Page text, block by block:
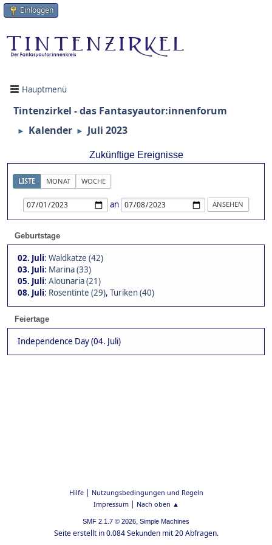
Einloggen
Hauptmenü
Tintenzirkel - das Fantasyautor:innenforum
► Kalender ► Juli 2023
Zukünftige Ereignisse
LISTE MONAT WOCHE
an
Geburtstage
02. Juli: Waldkatze (42)
03. Juli: Marina (33)
05. Juli: Alounaria (21)
08. Juli: Rosentinte (29), Turiken (40)
Feiertage
Independence Day (04. Juli)
Hilfe| Nutzungsbedingungen und Regeln
Impressum| Nach oben ▲
SMF 2.1.7 © 2026, Simple Machines
Seite erstellt in 0.084 Sekunden mit 20 Abfragen.